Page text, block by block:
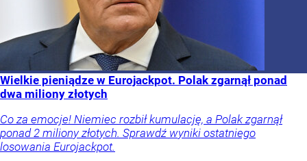
Wielkie pieniądze w Eurojackpot. Polak zgarnął ponad
dwa miliony złotych
Co za emocje! Niemiec rozbił kumulację, a Polak zgarnął
ponad 2 miliony złotych. Sprawdź wyniki ostatniego
losowania Eurojackpot.